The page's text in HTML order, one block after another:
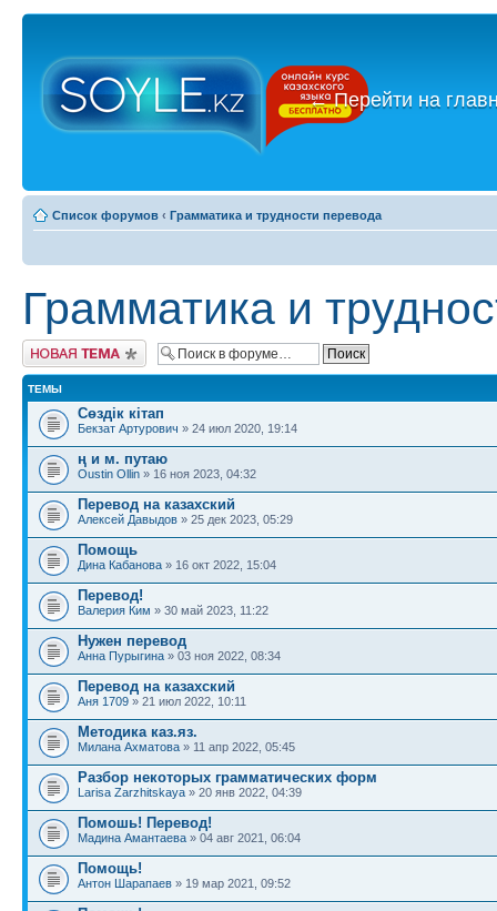
←Перейти на
Список форумов ‹ Грамматика и трудности перевода
Грамматика и
Новая тема
ТЕМЫ
Сөздік кітап
Бекзат Артурович » 24 июл 2020, 19:14
ң и м. путаю
Oustin Ollin » 16 ноя 2023, 04:32
Перевод на казахский
Алексей Давыдов » 25 дек 2023, 05:29
Помощь
Дина Кабанова » 16 окт 2022, 15:04
Перевод!
Валерия Ким » 30 май 2023, 11:22
Нужен перевод
Анна Пурыгина » 03 ноя 2022, 08:34
Перевод на казахский
Аня 1709 » 21 июл 2022, 10:11
Методика каз.яз.
Милана Ахматова » 11 апр 2022, 05:45
Разбор некоторых грамматических форм
Larisa Zarzhitskaya » 20 янв 2022, 04:39
Помошь! Перевод!
Мадина Амантаева » 04 авг 2021, 06:04
Помощь!
Антон Шарапаев » 19 мар 2021, 09:52